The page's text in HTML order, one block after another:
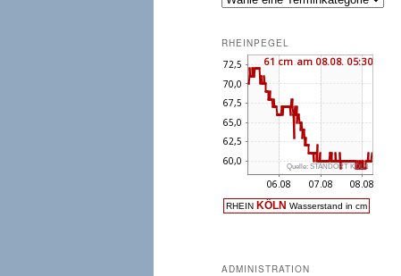
RHEINPEGEL
ADMINISTRATION